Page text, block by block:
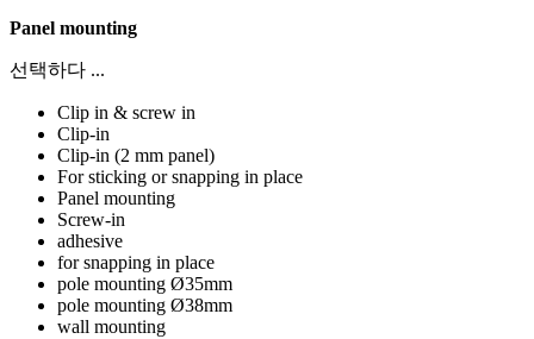
Panel mounting
선택하다 ...
Clip in & screw in
Clip-in
Clip-in (2 mm panel)
For sticking or snapping in place
Panel mounting
Screw-in
adhesive
for snapping in place
pole mounting Ø35mm
pole mounting Ø38mm
wall mounting